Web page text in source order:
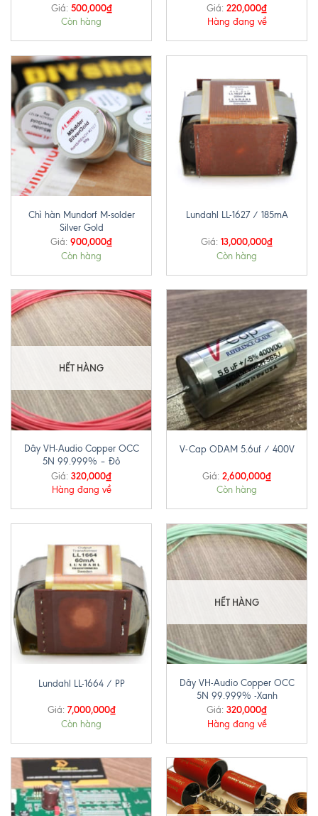
Giá: 500,000₫
Còn hàng
Giá: 220,000₫
Hàng đang về
Chì hàn Mundorf M-solder
Silver Gold
Giá: 900,000₫
Còn hàng
Lundahl LL-1627 / 185mA
Giá: 13,000,000₫
Còn hàng
HẾT HÀNG
Dây VH-Audio Copper OCC
5N 99.999% – Đỏ
Giá: 320,000₫
Hàng đang về
V-Cap ODAM 5.6uf / 400V
Giá: 2,600,000₫
Còn hàng
Lundahl LL-1664 / PP
Giá: 7,000,000₫
Còn hàng
HẾT HÀNG
Dây VH-Audio Copper OCC
5N 99.999% -Xanh
Giá: 320,000₫
Hàng đang về